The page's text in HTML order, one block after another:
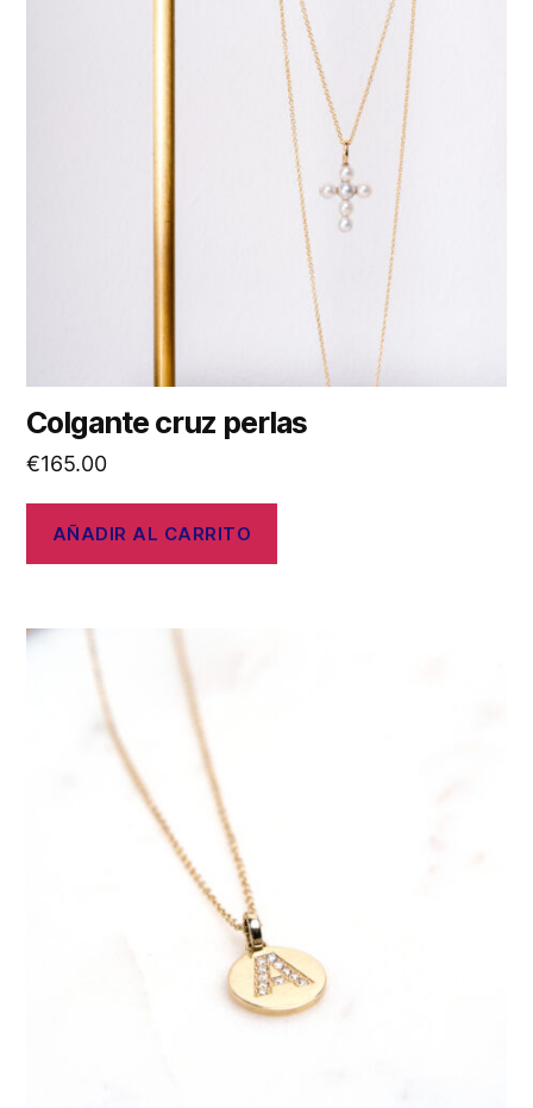
Colgante cruz perlas
€165.00
AÑADIR AL CARRITO